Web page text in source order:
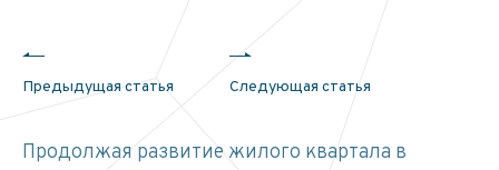
Предыдущая статья Следующая статья
Продолжая развитие жилого квартала в